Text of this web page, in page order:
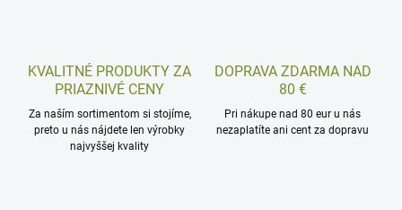
KVALITNÉ PRODUKTY ZA
PRIAZNIVÉ CENY
Za naším sortimentom si stojíme,
preto u nás nájdete len výrobky
najvyššej kvality
DOPRAVA ZDARMA NAD
80 €
Pri nákupe nad 80 eur u nás
nezaplatíte ani cent za dopravu